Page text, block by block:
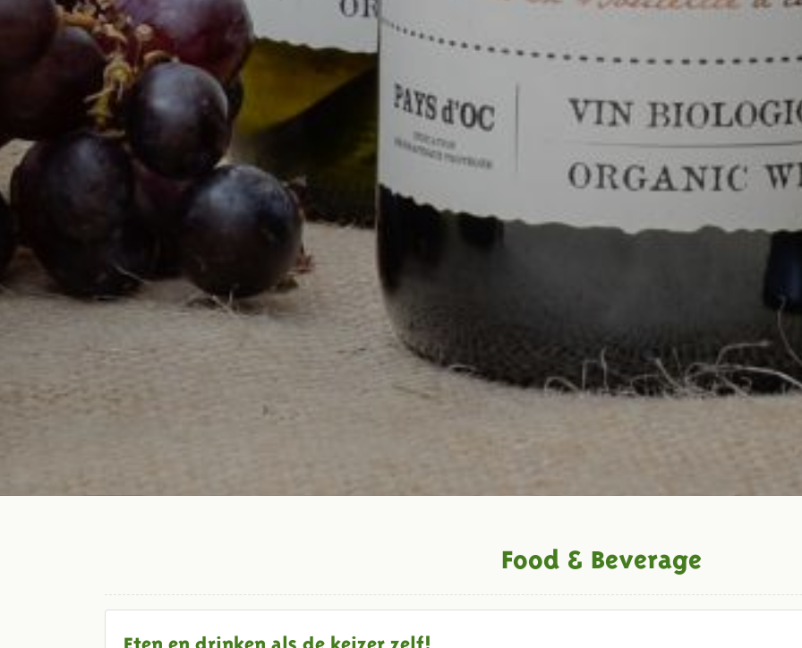
Food & Beverage
Eten en drinken als de keizer zelf!